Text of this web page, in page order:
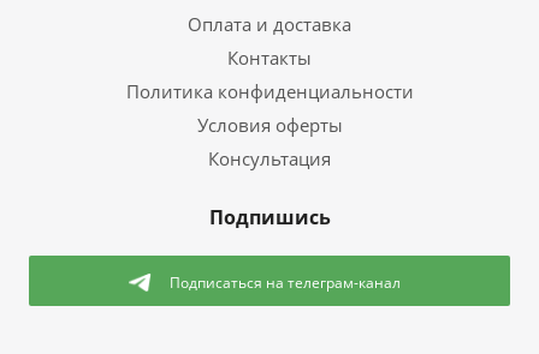
Оплата и доставка
Контакты
Политика конфиденциальности
Условия оферты
Консультация
Подпишись
Подписаться на телеграм-канал